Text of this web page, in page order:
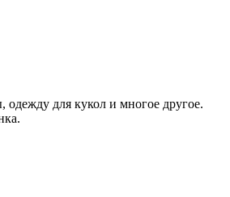
для кукол и многое другое.